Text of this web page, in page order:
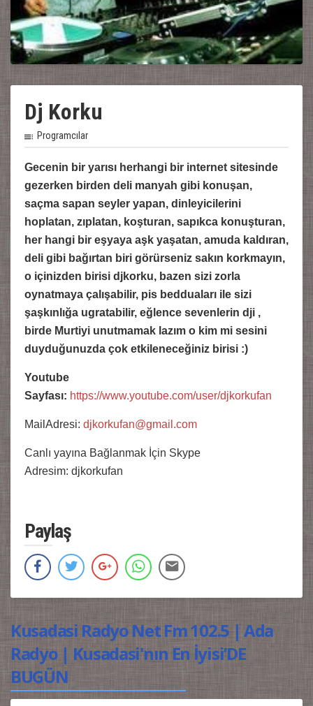
Dj Korku
Programcılar
Gecenin bir yarısı herhangi bir internet sitesinde
gezerken birden deli manyah gibi konuşan,
saçma sapan seyler yapan, dinleyicilerini
hoplatan, zıplatan, koşturan, sapıkca konuşturan,
her hangi bir eşyaya aşk yaşatan, amuda kaldıran,
deli gibi bağırtan biri görürseniz sakın korkmayın,
o içinizden birisi djkorku, bazen sizi zorla
oynatmaya çalışabilir, pis bedduaları ile sizi
şaşkınlığa ugratabilir, eğlence sevenlerin dji ,
birde Murtiyi unutmamak lazım o kim mi sesini
duyduğunuzda çok etkileneceğiniz birisi :)
Youtube
Sayfası: https://www.youtube.com/user/djkorkufan
MailAdresi: djkorkufan@gmail.com
Canlı yayına Bağlanmak İçin Skype
Adresim: djkorkufan
Paylaş
Kusadasi Radyo Net Fm 102.5 | Ada
Radyo | Kusadasi'nın En İyisi’DE
BUGÜN